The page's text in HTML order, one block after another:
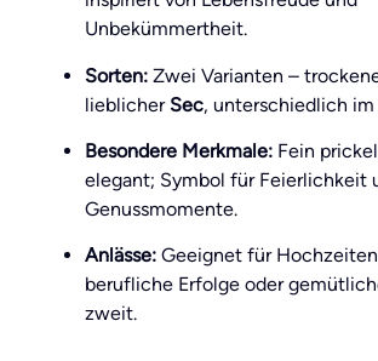
Unbekümmertheit.
Sorten: Zwei Varianten –
lieblicherSec, unterschiedlich im
Besondere Merkmale: Fein
elegant; Symbol für Feierlichkeit
Genussmomente.
Anlässe: Geeignet für
berufliche Erfolge oder
zweit.